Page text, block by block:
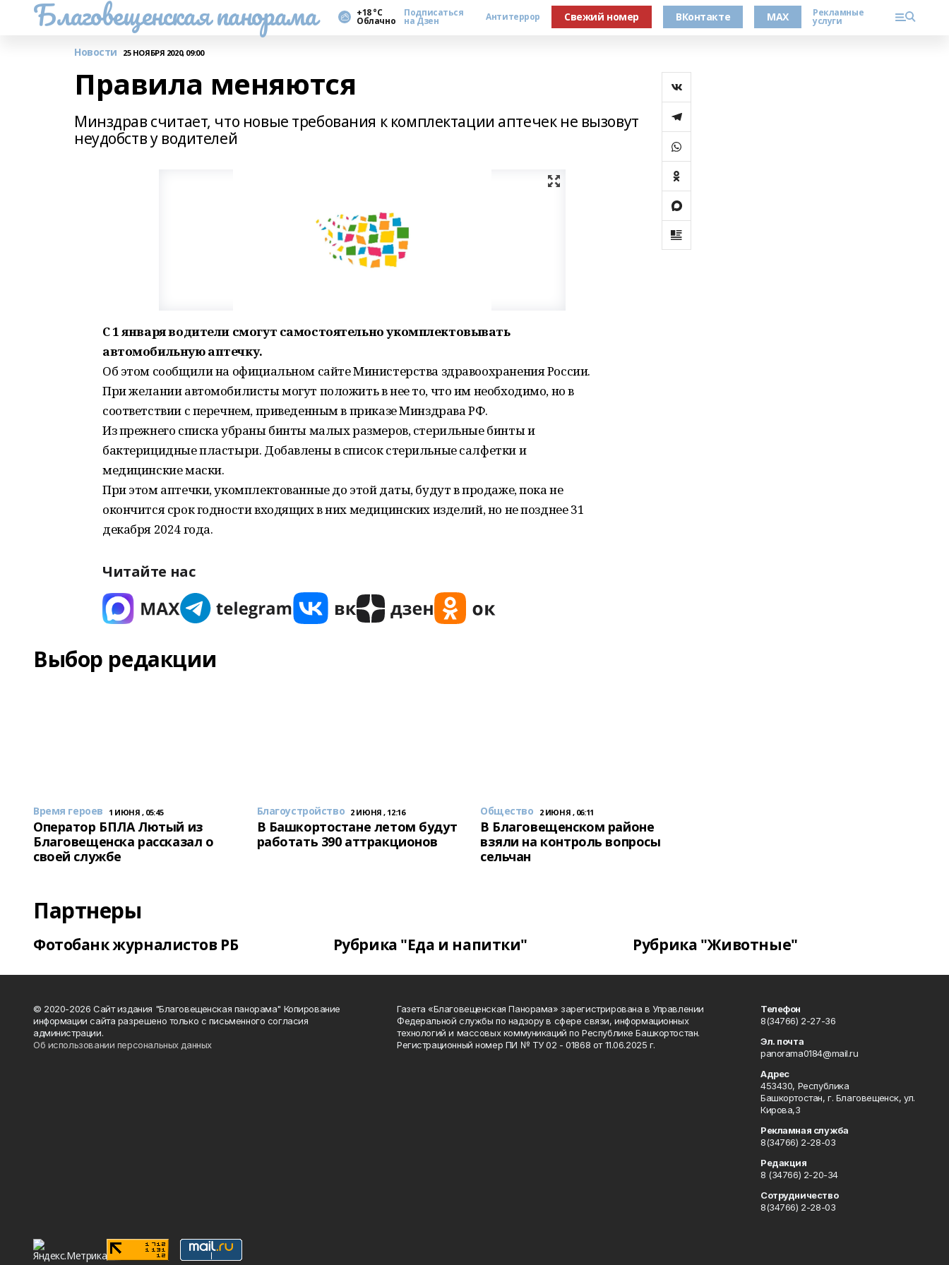
Благовещенская панорама +18 °С
Облачно
Подписаться
на Дзен Антитеррор Свежий номер ВКонтакте MAX Рекламные
услуги
Новости 25 НОЯБРЯ 2020, 09:00
Правила меняются
Минздрав считает, что новые требования к комплектации аптечек не вызовут
неудобств у водителей
С 1 января водители смогут самостоятельно укомплектовывать
автомобильную аптечку.
Об этом сообщили на официальном сайте Министерства здравоохранения России.
При желании автомобилисты могут положить в нее то, что им необходимо, но в
соответствии с перечнем, приведенным в приказе Минздрава РФ.
Из прежнего списка убраны бинты малых размеров, стерильные бинты и
бактерицидные пластыри. Добавлены в список стерильные салфетки и
медицинские маски.
При этом аптечки, укомплектованные до этой даты, будут в продаже, пока не
окончится срок годности входящих в них медицинских изделий, но не позднее 31
декабря 2024 года.
Читайте нас
Выбор редакции
Время героев 1 ИЮНЯ , 05:45
Оператор БПЛА Лютый из
Благовещенска рассказал о
своей службе
Благоустройство 2 ИЮНЯ , 12:16
В Башкортостане летом будут
работать 390 аттракционов
Общество 2 ИЮНЯ , 06:11
В Благовещенском районе
взяли на контроль вопросы
сельчан
Партнеры
Фотобанк журналистов РБ Рубрика "Еда и напитки" Рубрика "Животные"
© 2020-2026 Сайт издания "Благовещенская панорама" Копирование
информации сайта разрешено только с письменного согласия
администрации.
Об использовании персональных данных
Газета «Благовещенская Панорама» зарегистрирована в Управлении
Федеральной службы по надзору в сфере связи, информационных
технологий и массовых коммуникаций по Республике Башкортостан.
Регистрационный номер ПИ № ТУ 02 - 01868 от 11.06.2025 г.
Телефон
8(34766) 2-27-36
Эл. почта
panorama0184@mail.ru
Адрес
453430, Республика
Башкортостан, г. Благовещенск, ул.
Кирова,3
Рекламная служба
8(34766) 2-28-03
Редакция
8 (34766) 2-20-34
Сотрудничество
8(34766) 2-28-03